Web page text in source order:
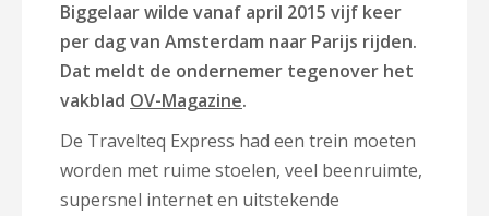
Biggelaar wilde vanaf april 2015 vijf keer
per dag van Amsterdam naar Parijs rijden.
Dat meldt de ondernemer tegenover het
vakblad OV-Magazine.
De Travelteq Express had een trein moeten
worden met ruime stoelen, veel beenruimte,
supersnel internet en uitstekende